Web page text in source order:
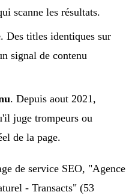
scanne les résultats.
. Des titles identiques sur
signal de contenu
. Depuis aout 2021,
juge trompeurs ou
de la page.
de service SEO, "Agence
- Transacts" (53